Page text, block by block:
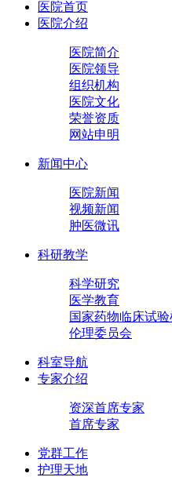
医院首页
医院介绍
医院简介
医院领导
组织机构
医院文化
荣誉资质
网站申明
新闻中心
医院新闻
视频新闻
肿医微讯
科研教学
科学研究
医学教育
国家药物临床试验
伦理委员会
科室导航
专家介绍
资深首席专家
首席专家
党群工作
护理天地